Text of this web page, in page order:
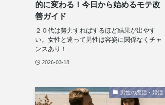
的に変わる！今日から始めるモテ改
善ガイド
２０代は努力すればするほど結果が出やす
い。女性と違って男性は容姿に関係なくチャ
ンスあり！
2026-03-18
男性の恋活・婚活